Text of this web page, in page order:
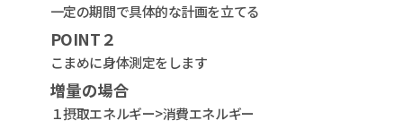
一定の期間で具体的な計画を立てる
POINT２
こまめに身体測定をします
増量の場合
１摂取エネルギー>消費エネルギー